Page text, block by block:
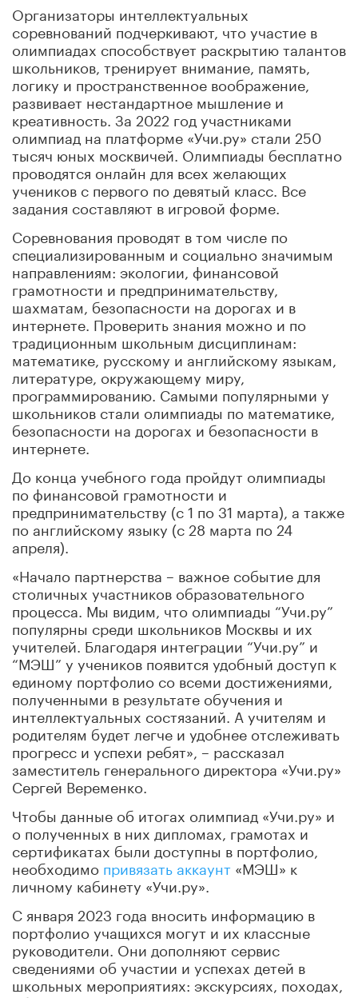
Организаторы интеллектуальных
соревнований подчеркивают, что участие в
олимпиадах способствует раскрытию талантов
школьников, тренирует внимание, память,
логику и пространственное воображение,
развивает нестандартное мышление и
креативность. За 2022 год участниками
олимпиад на платформе «Учи.ру» стали 250
тысяч юных москвичей. Олимпиады бесплатно
проводятся онлайн для всех желающих
учеников с первого по девятый класс. Все
задания составляют в игровой форме.
Соревнования проводят в том числе по
специализированным и социально значимым
направлениям: экологии, финансовой
грамотности и предпринимательству,
шахматам, безопасности на дорогах и в
интернете. Проверить знания можно и по
традиционным школьным дисциплинам:
математике, русскому и английскому языкам,
литературе, окружающему миру,
программированию. Самыми популярными у
школьников стали олимпиады по математике,
безопасности на дорогах и безопасности в
интернете.
До конца учебного года пройдут олимпиады
по финансовой грамотности и
предпринимательству (с 1 по 31 марта), а также
по английскому языку (с 28 марта по 24
апреля).
«Начало партнерства – важное событие для
столичных участников образовательного
процесса. Мы видим, что олимпиады “Учи.ру”
популярны среди школьников Москвы и их
учителей. Благодаря интеграции “Учи.ру” и
“МЭШ” у учеников появится удобный доступ к
единому портфолио со всеми достижениями,
полученными в результате обучения и
интеллектуальных состязаний. А учителям и
родителям будет легче и удобнее отслеживать
прогресс и успехи ребят», – рассказал
заместитель генерального директора «Учи.ру»
Сергей Веременко.
Чтобы данные об итогах олимпиад «Учи.ру» и
о полученных в них дипломах, грамотах и
сертификатах были доступны в портфолио,
необходимо привязать аккаунт «МЭШ» к
личному кабинету «Учи.ру».
С января 2023 года вносить информацию в
портфолио учащихся могут и их классные
руководители. Они дополняют сервис
сведениями об участии и успехах детей в
школьных мероприятиях: экскурсиях, походах,